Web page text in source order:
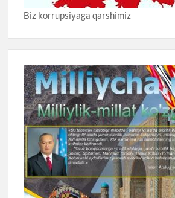
Biz korrupsiyaga qarshimiz